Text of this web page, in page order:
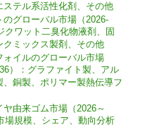
ステル系活性化剤、その他
のグローバル市場（2026-
クワット二臭化物液剤、固
クミックス製剤、その他
ォイルのグローバル市場
）：グラファイト製、アル
、銅製、ポリマー製熱伝導フ
ヤ由来ゴム市場（2026～
場規模、シェア、動向分析